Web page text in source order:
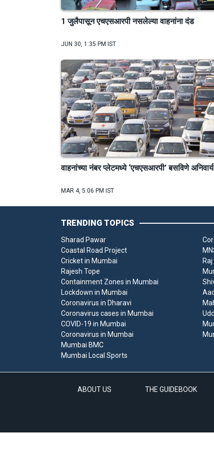
1 जुलैपासून एचएसआरपी नसलेल्या वाहनांना दंड
JUN 30, 1:35 PM IST
वाहनांच्या नंबर प्लेटमध्ये ‘एचएसआरपी’ बसविणे अनिवार्य
MAR 4, 5:06 PM IST
TRENDING TOPICS
Sharad Pawar
Coastal Road Project
Cricket in Mumbai
Rajesh Tope
Containment Zones in Mumbai
Lockdown in Mumbai
Coronavirus in Dharavi
Coronavirus cases in Mumbai
COVID-19 in Mumbai
Coronavirus in Mumbai
Mumbai BMC
Mumbai Local Sports
ABOUT US THE GUIDEBOOK